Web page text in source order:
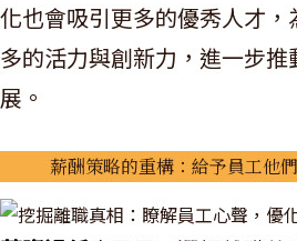
化也會吸引更多的優秀人才，
多的活力與創新力，進一步推
展。
薪酬策略的重構：給予員工他